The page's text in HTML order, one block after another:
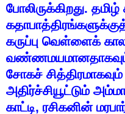
போலிருக்கிறது. தமிழ்
கருப்பு வெள்ளைக்
சோகச் சித்திரமாகவும்
அதிர்ச்சியூட்டும்
காட்டி, ரசிகனின்